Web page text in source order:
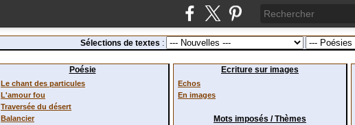
Sélections de textes :
Poésie
Le chant des particules
L'amour fou
Traversée du désert
Balancier
Ecriture sur images
Echos
En images
Mots imposés / Thèmes